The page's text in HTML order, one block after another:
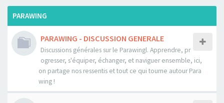
PARAWING
PARAWING - DISCUSSION GENERALE
Discussions générales sur le Parawingl. Apprendre, pr
ogresser, s'équiper, échanger, et naviguer ensemble, ici,
on partage nos ressentis et tout ce qui tourne autour Para
wing !